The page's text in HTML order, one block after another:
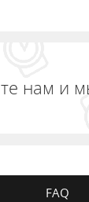
нам и
FAQ